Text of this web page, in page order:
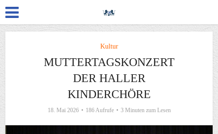
Kultur
MUTTERTAGSKONZERT
DER HALLER
KINDERCHÖRE
18. Mai 2026 186 Aufrufe 3 Minuten zum Lesen